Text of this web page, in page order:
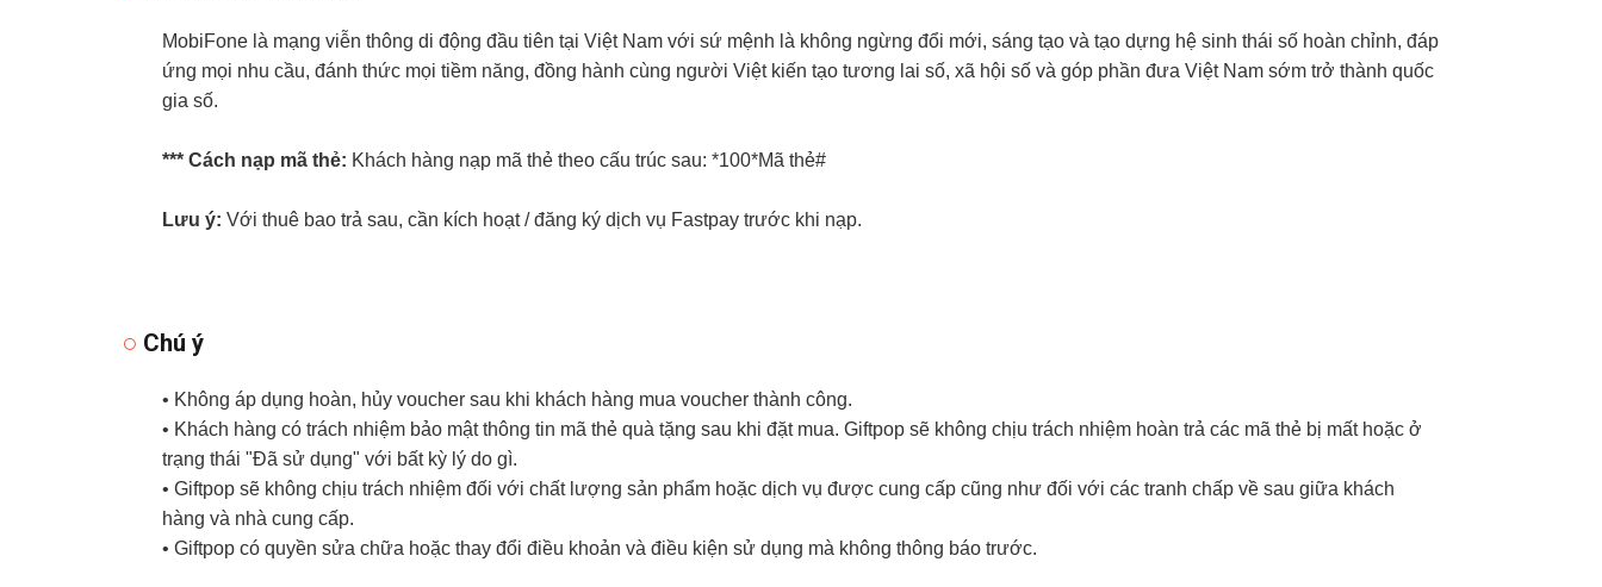
MobiFone là mạng viễn thông di động đầu tiên tại Việt Nam với sứ mệnh là không ngừng đổi mới, sáng tạo và tạo dựng hệ sinh thái số hoàn chỉnh, đáp
ứng mọi nhu cầu, đánh thức mọi tiềm năng, đồng hành cùng người Việt kiến tạo tương lai số, xã hội số và góp phần đưa Việt Nam sớm trở thành quốc
gia số.
*** Cách nạp mã thẻ: Khách hàng nạp mã thẻ theo cấu trúc sau: *100*Mã thẻ#
Lưu ý: Với thuê bao trả sau, cần kích hoạt / đăng ký dịch vụ Fastpay trước khi nạp.
Chú ý
• Không áp dụng hoàn, hủy voucher sau khi khách hàng mua voucher thành công.
• Khách hàng có trách nhiệm bảo mật thông tin mã thẻ quà tặng sau khi đặt mua. Giftpop sẽ không chịu trách nhiệm hoàn trả các mã thẻ bị mất hoặc ở
trạng thái "Đã sử dụng" với bất kỳ lý do gì.
• Giftpop sẽ không chịu trách nhiệm đối với chất lượng sản phẩm hoặc dịch vụ được cung cấp cũng như đối với các tranh chấp về sau giữa khách
hàng và nhà cung cấp.
• Giftpop có quyền sửa chữa hoặc thay đổi điều khoản và điều kiện sử dụng mà không thông báo trước.